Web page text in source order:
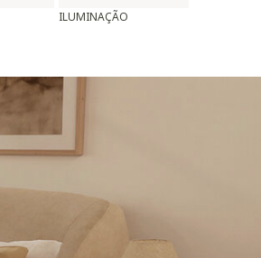
ILUMINAÇÃO